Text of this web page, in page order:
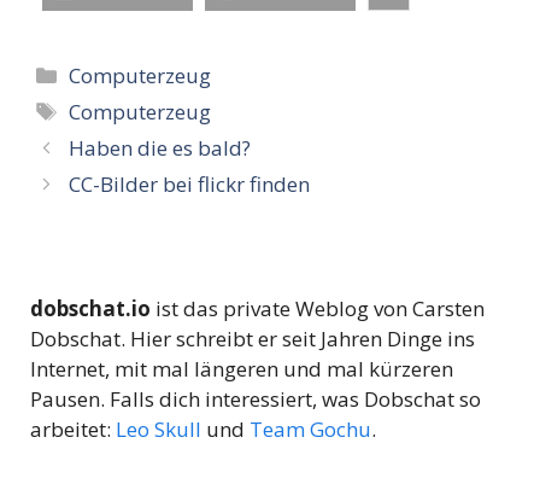
Kategorien
Computerzeug
Schlagwörter
Computerzeug
Haben die es bald?
CC-Bilder bei flickr finden
dobschat.io ist das private Weblog von Carsten
Dobschat. Hier schreibt er seit Jahren Dinge ins
Internet, mit mal längeren und mal kürzeren
Pausen. Falls dich interessiert, was Dobschat so
arbeitet: Leo Skull und Team Gochu.